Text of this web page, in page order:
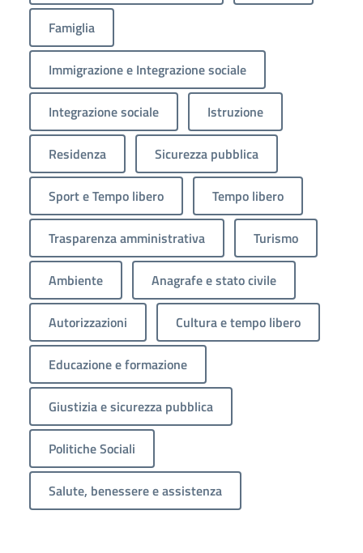
Famiglia
Immigrazione e Integrazione sociale
Integrazione sociale Istruzione
Residenza Sicurezza pubblica
Sport e Tempo libero Tempo libero
Trasparenza amministrativa Turismo
Ambiente Anagrafe e stato civile
Autorizzazioni Cultura e tempo libero
Educazione e formazione
Giustizia e sicurezza pubblica
Politiche Sociali
Salute, benessere e assistenza